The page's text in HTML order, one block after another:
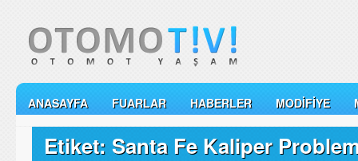
ANASAYFA FUARLAR HABERLER MODIFIYE
Etiket: Santa Fe Kaliper